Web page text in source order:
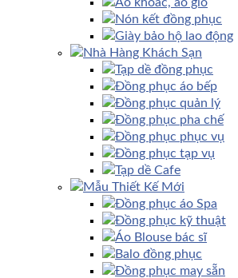
Nón kết đồng phục
Giày bảo hộ lao động
Nhà Hàng Khách Sạn
Tạp dề đồng phục
Đồng phục áo bếp
Đồng phục quản lý
Đồng phục pha chế
Đồng phục phục vụ
Đồng phục tạp vụ
Tạp dề Cafe
Mẫu Thiết Kế Mới
Đồng phục áo Spa
Đồng phục kỹ thuật
Áo Blouse bác sĩ
Balo đồng phục
Đồng phục may sẵn